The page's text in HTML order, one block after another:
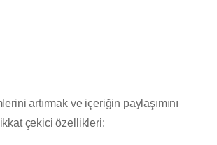
artırmak ve içeriğin paylaşımını
çekici özellikleri: